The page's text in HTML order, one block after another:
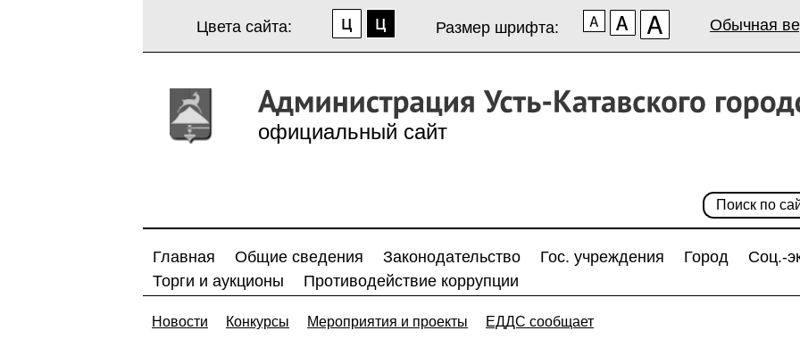
Цвета сайта: Размер шрифта: Обычная
официальный сайт
Главная Общие сведения Законодательство Гос. учреждения Город
Соц.-
Торги и аукционы
Противодействие коррупции
Новости Конкурсы Мероприятия и проекты ЕДДС сообщает